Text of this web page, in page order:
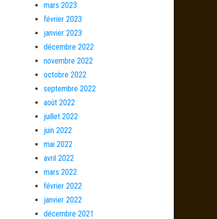
mars 2023
février 2023
janvier 2023
décembre 2022
novembre 2022
octobre 2022
septembre 2022
août 2022
juillet 2022
juin 2022
mai 2022
avril 2022
mars 2022
février 2022
janvier 2022
décembre 2021